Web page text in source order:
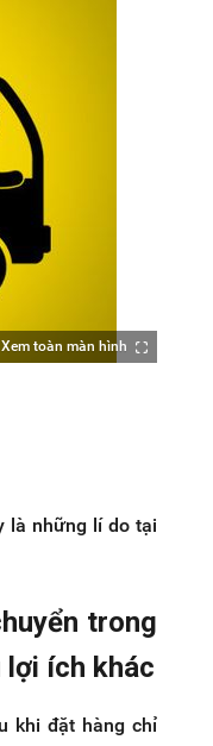
Xem toàn màn hình
là những lí do tại
trong
lợi ích khác
khi đặt hàng chỉ